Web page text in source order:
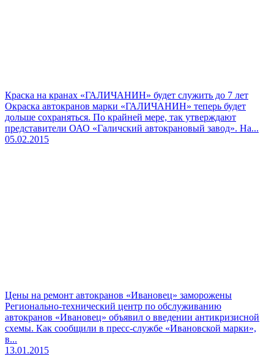
Краска на кранах «ГАЛИЧАНИН» будет служить до 7 лет
Окраска автокранов марки «ГАЛИЧАНИН» теперь будет
дольше сохраняться. По крайней мере, так утверждают
представители ОАО «Галичский автокрановый завод». На...
05.02.2015
Цены на ремонт автокранов «Ивановец» заморожены
Регионально-технический центр по обслуживанию
автокранов «Ивановец» объявил о введении антикризисной
схемы. Как сообщили в пресс-службе «Ивановской марки»,
в...
13.01.2015